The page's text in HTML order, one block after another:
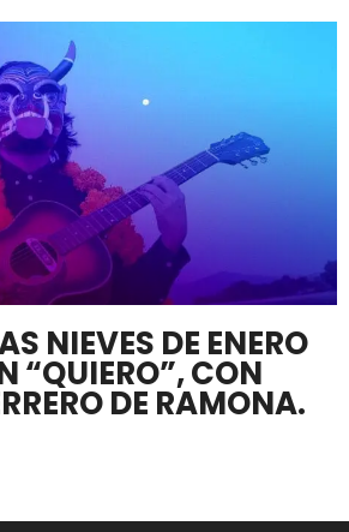
NIEVES DE ENERO
“QUIERO”, CON
DE RAMONA.